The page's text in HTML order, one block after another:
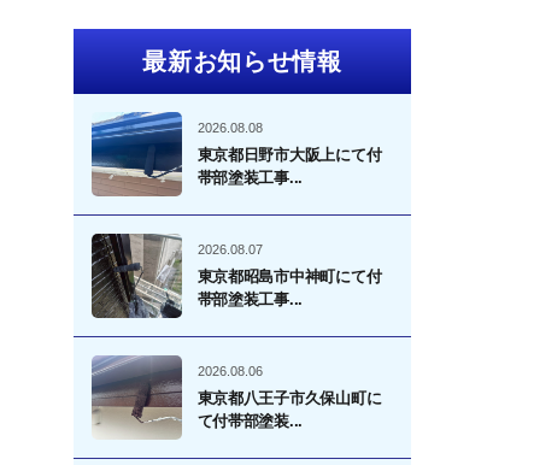
最新お知らせ情報
2026.08.08
東京都日野市大阪上にて付
帯部塗装工事...
2026.08.07
東京都昭島市中神町にて付
帯部塗装工事...
2026.08.06
東京都八王子市久保山町に
て付帯部塗装...